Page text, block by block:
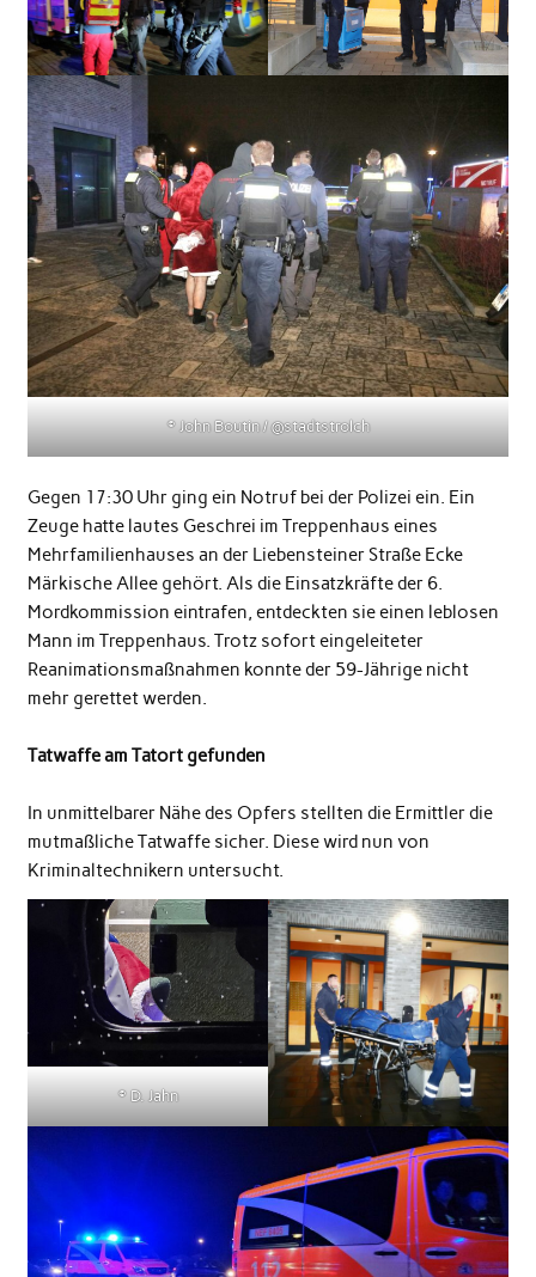
© John Boutin / @stadtstrolch
Gegen 17:30 Uhr ging ein Notruf bei der Polizei ein. Ein
Zeuge hatte lautes Geschrei im Treppenhaus eines
Mehrfamilienhauses an der Liebensteiner Straße Ecke
Märkische Allee gehört. Als die Einsatzkräfte der 6.
Mordkommission eintrafen, entdeckten sie einen leblosen
Mann im Treppenhaus. Trotz sofort eingeleiteter
Reanimationsmaßnahmen konnte der 59-Jährige nicht
mehr gerettet werden.
Tatwaffe am Tatort gefunden
In unmittelbarer Nähe des Opfers stellten die Ermittler die
mutmaßliche Tatwaffe sicher. Diese wird nun von
Kriminaltechnikern untersucht.
© D. Jahn